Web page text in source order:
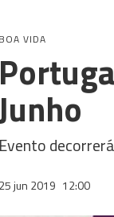
BOA VIDA
Junho
Evento
25 jun 2019 12:00